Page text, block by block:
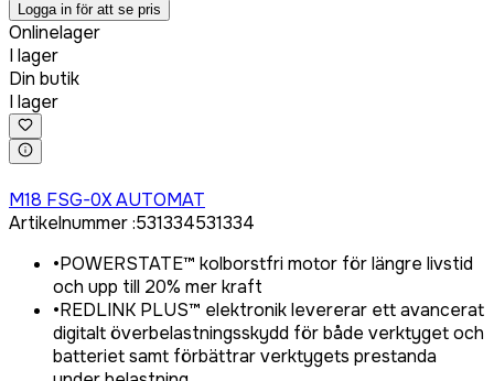
Logga in för att se pris
Onlinelager
I lager
Din butik
I lager
M18 FSG-0X AUTOMAT
Artikelnummer:531334531334
•POWERSTATE™ kolborstfri motor för längre livstid
och upp till 20% mer kraft
•REDLINK PLUS™ elektronik levererar ett avancerat
digitalt överbelastningsskydd för både verktyget och
batteriet samt förbättrar verktygets prestanda